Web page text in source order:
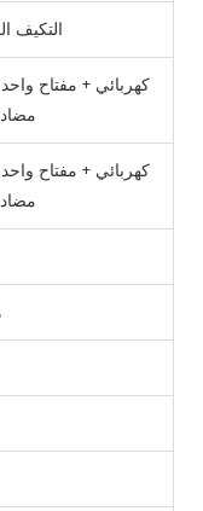
التكيف
كهربائي + مفتاح
كهربائي + مفتاح